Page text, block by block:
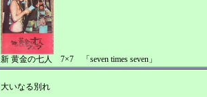
新 黄金の七人 7×7 「seven times seven」
大いなる別れ